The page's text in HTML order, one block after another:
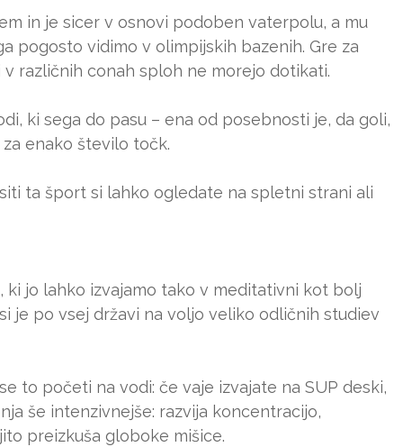
in je sicer v osnovi podoben vaterpolu, a mu
pogosto vidimo v olimpijskih bazenih. Gre za
različnih conah sploh ne morejo dotikati.
ki sega do pasu – ena od posebnosti je, da goli,
enako število točk.
ta šport si lahko ogledate na spletni strani ali
ki jo lahko izvajamo tako v meditativni kot bolj
je po vsej državi na voljo veliko odličnih studiev
to početi na vodi: če vaje izvajate na SUP deski,
še intenzivnejše: razvija koncentracijo,
preizkuša globoke mišice.